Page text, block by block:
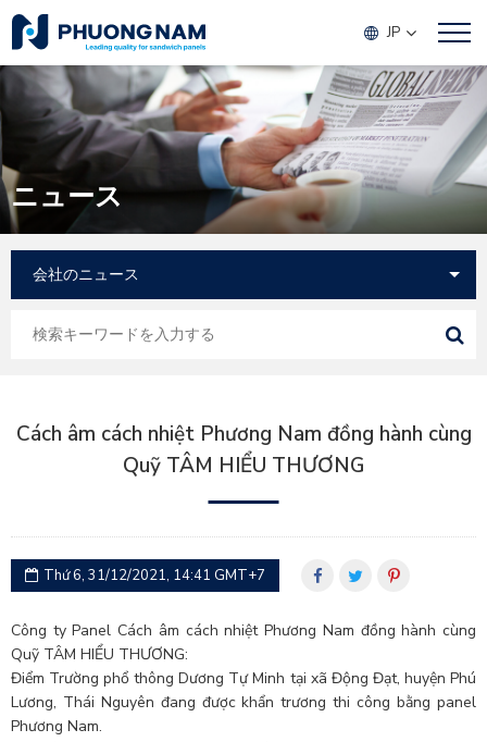
JP
ニュース
Cách âm cách nhiệt Phương Nam đồng hành cùng
Quỹ TÂM HIỂU THƯƠNG
Thứ 6, 31/12/2021, 14:41 GMT+7
Công ty Panel Cách âm cách nhiệt Phương Nam đồng hành cùng
Quỹ TÂM HIỂU THƯƠNG:
Điểm Trường phổ thông Dương Tự Minh tại xã Động Đạt, huyện Phú
Lương, Thái Nguyên đang được khẩn trương thi công bằng panel
Phương Nam.